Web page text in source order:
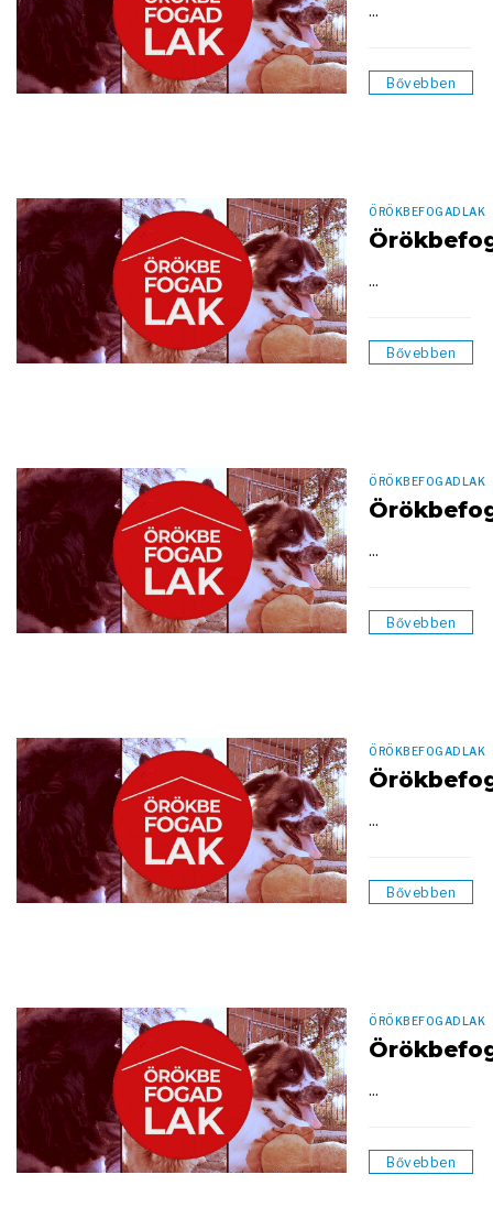
...
Bővebben
ÖRÖKBEFOGADLAK
...
Bővebben
ÖRÖKBEFOGADLAK
...
Bővebben
ÖRÖKBEFOGADLAK
...
Bővebben
ÖRÖKBEFOGADLAK
...
Bővebben